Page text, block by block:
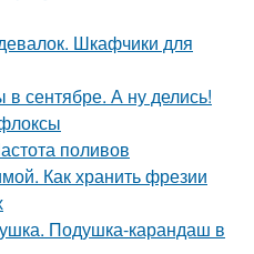
Шкафчики для
сентябре. А ну делись!
поливов
Как хранить фрезии
Подушка-карандаш в